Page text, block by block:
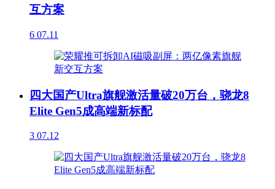
互方案
6 07.11
四大国产Ultra旗舰激活量破20万台，骁龙8
Elite Gen5成高端新标配
3 07.12